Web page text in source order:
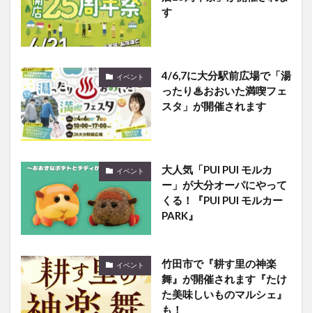
す
イベント
4/6,7に大分駅前広場で「湯
ったり♨おおいた満喫フェ
スタ」が開催されます
イベント
大人気「PUI PUI モルカ
ー」が大分オーパにやって
くる！『PUI PUI モルカー
PARK』
イベント
竹田市で『耕す里の神楽
舞』が開催されます『たけ
た美味しいものマルシェ』
も！